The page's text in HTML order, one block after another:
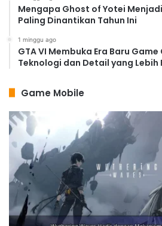
Mengapa Ghost of Yotei
Paling Dinantikan Tahun Ini
1 minggu ago
GTA VI Membuka Era Baru
Teknologi dan Detail yang Lebih
Game Mobile